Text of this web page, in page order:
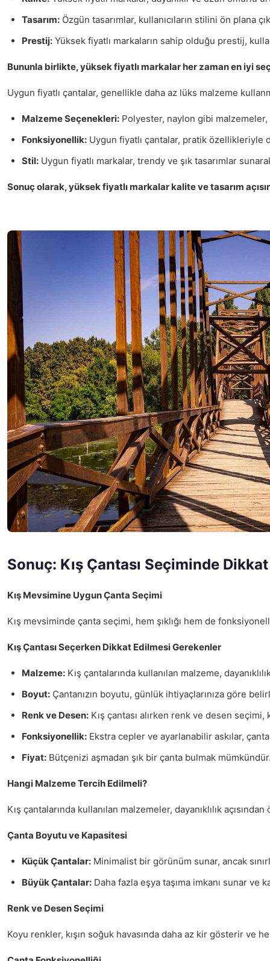
Tasarım: Özgün tasarımlar, kullanıcıların stilini ön plana
Prestij: Yüksek fiyatlı markaların sahip olduğu prestij,
Bununla birlikte, yüksek fiyatlı markalar her zaman en iyi
Uygun fiyatlı çantalar, genellikle daha az lüks malzeme
Malzeme Seçenekleri: Polyester, naylon gibi malzemeler,
Fonksiyonellik: Uygun fiyatlı çantalar, pratik özellikleriyle
Stil: Uygun fiyatlı markalar, trendy ve şık tasarımlar
Sonuç olarak, yüksek fiyatlı markalar kalite ve tasarım
Sonuç: Kış Çantası Seçiminde
Kış Mevsimine Uygun Çanta Seçimi
Kış mevsiminde çanta seçimi, hem şıklığı hem de
Kış Çantası Seçerken Dikkat Edilmesi Gerekenler
Malzeme: Kış çantalarında kullanılan malzeme,
Boyut: Çantanızın boyutu, günlük ihtiyaçlarınıza göre
Renk ve Desen: Kış çantası alırken renk ve desen seçimi,
Fonksiyonellik: Ekstra cepler ve ayarlanabilir askılar,
Fiyat: Bütçenizi aşmadan şık bir çanta bulmak
Hangi Malzeme Tercih Edilmeli?
Kış çantalarında kullanılan malzemeler, dayanıklılık
Çanta Boyutu ve Kapasitesi
Küçük Çantalar: Minimalist bir görünüm sunar, ancak
Büyük Çantalar: Daha fazla eşya taşıma imkanı sunar
Renk ve Desen Seçimi
Koyu renkler, kışın soğuk havasında daha az kir gösterir ve